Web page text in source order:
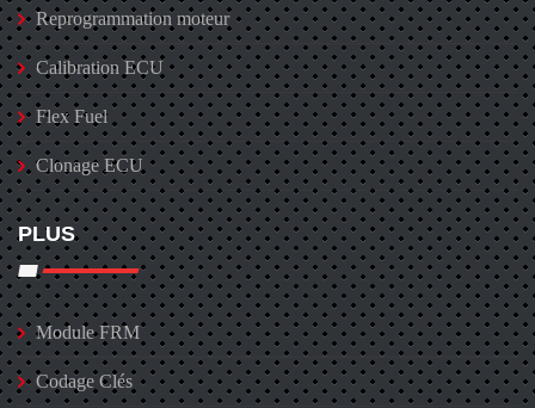
Reprogrammation moteur
Calibration ECU
Flex Fuel
Clonage ECU
PLUS
Module FRM
Codage Clés